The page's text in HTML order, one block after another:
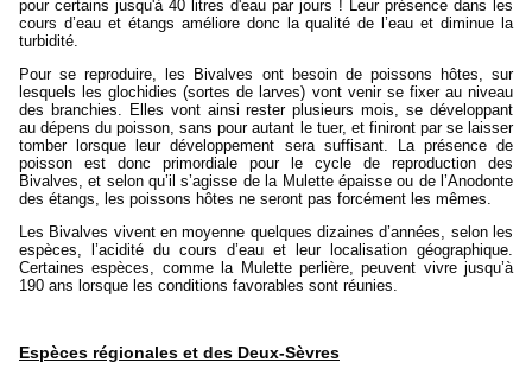
pour certains jusqu'à 40 litres d'eau par jours ! Leur présence dans les
cours d’eau et étangs améliore donc la qualité de l’eau et diminue la
turbidité.
Pour se reproduire, les Bivalves ont besoin de poissons hôtes, sur
lesquels les glochidies (sortes de larves) vont venir se fixer au niveau
des branchies. Elles vont ainsi rester plusieurs mois, se développant
au dépens du poisson, sans pour autant le tuer, et finiront par se laisser
tomber lorsque leur développement sera suffisant. La présence de
poisson est donc primordiale pour le cycle de reproduction des
Bivalves, et selon qu’il s’agisse de la Mulette épaisse ou de l’Anodonte
des étangs, les poissons hôtes ne seront pas forcément les mêmes.
Les Bivalves vivent en moyenne quelques dizaines d’années, selon les
espèces, l’acidité du cours d’eau et leur localisation géographique.
Certaines espèces, comme la Mulette perlière, peuvent vivre jusqu’à
190 ans lorsque les conditions favorables sont réunies.
Espèces régionales et des Deux-Sèvres